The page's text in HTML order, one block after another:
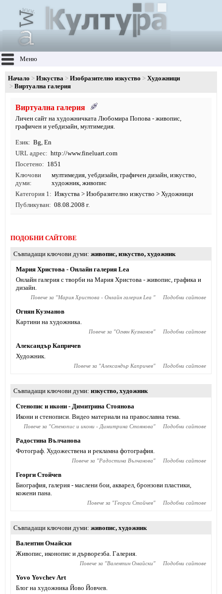
Меню
Начало Изкуства Изобразително изкуство
Художници
Виртуална галерия
Виртуална галерия
Личен сайт на художничката Любомира Попова - живопис,
графичен и уебдизайн, мултимедия.
Език Bg, En
URL адрес
http://www.fineluart.com
Посетено
1851
Ключови
думи
мултимедия, уебдизайн, графичен дизайн, изкуство,
художник, живопис
Категория 1
Изкуства > Изобразително изкуство > Художници
Публикуван
08.08.2008 г.
ПОДОБНИ САЙТОВЕ
Съвпадащи ключови думи живопис, изкуство, художник
Мария Христова - Онлайн галерия Lea
Онлайн галерия с творби на Мария Христова - живопис, графика и
дизайн.
Повече за "Мария Христова - Онлайн галерия Lea " Подобни сайтове
Огнян Кузманов
Картини на художника.
Повече за "Огнян Кузманов" Подобни сайтове
Александър Капричев
Художник.
Повече за "Александър Капричев" Подобни сайтове
Съвпадащи ключови думи изкуство, художник
Стенопис и икони - Димитрина Стоянова
Икони и стенописи. Видео материали на православна тема.
Повече за "Стенопис и икони - Димитрина Стоянова" Подобни сайтове
Радостина Вълчанова
Фотограф. Художествена и рекламна фотография.
Повече за "Радостина Вълчанова" Подобни сайтове
Георги Стойчев
Биография, галерия - маслени бои, акварел, бронзови пластики,
кожени пана.
Повече за "Георги Стойчев" Подобни сайтове
Съвпадащи ключови думи живопис, художник
Валентин Омайски
Живопис, иконопис и дърворезба. Галерия.
Повече за "Валентин Омайски" Подобни сайтове
Yovo Yovchev Art
Блог на художника Йово Йовчев.